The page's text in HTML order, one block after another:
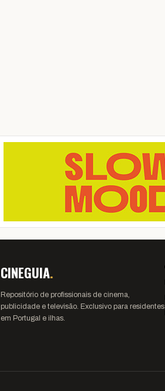
CINEGUIA.
Repositório de profissionais de cinema,
publicidade e televisão. Exclusivo para residentes
em Portugal e ilhas.